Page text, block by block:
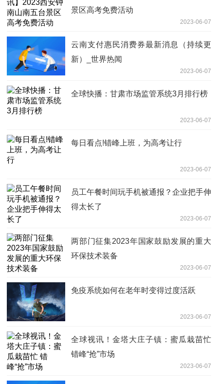
景区高考免费活动
2023-06-07
云南支付惠民消费券最新消息（持续更
新）_世界热闻
2023-06-07
全球快播：甘肃市场监管系统3月排行榜
2023-06-07
每日看点!错峰上班，为高考让行
2023-06-07
员工午餐时间玩手机被通报？企业把手伸
得太长了
2023-06-07
两部门征集2023年国家鼓励发展的重大
环保技术装备
2023-06-07
免疫系统如何在老年时变得过度活跃
2023-06-07
全球视讯！金塔大庄子镇：蜜瓜栽苗忙
错峰“抢”市场
2023-06-07